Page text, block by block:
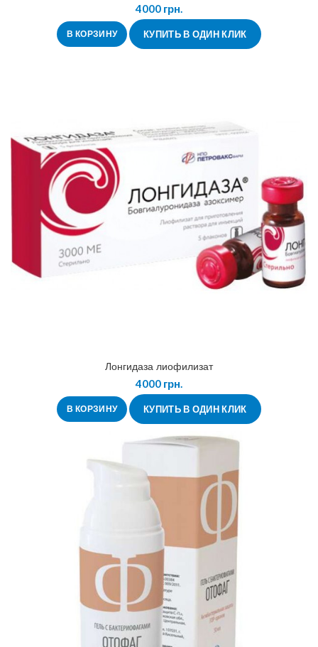
4000 грн.
В КОРЗИНУ КУПИТЬ В ОДИН КЛИК
Лонгидаза лиофилизат
4000 грн.
В КОРЗИНУ КУПИТЬ В ОДИН КЛИК